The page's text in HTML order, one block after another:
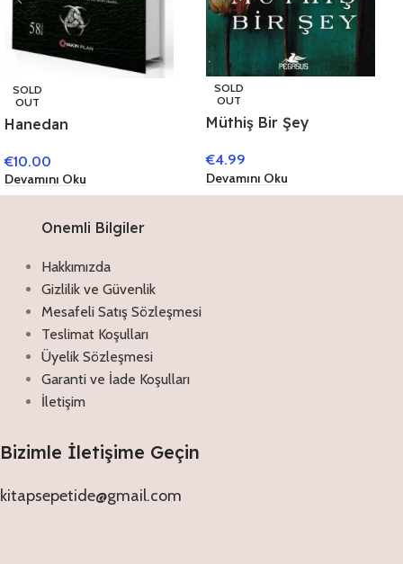
SOLD
OUT
Hanedan
€10.00
Devamını Oku
SOLD
OUT
Müthiş Bir Şey
€4.99
Devamını Oku
Onemli Bilgiler
Hakkımızda
Gizlilik ve Güvenlik
Mesafeli Satış Sözleşmesi
Teslimat Koşulları
Üyelik Sözleşmesi
Garanti ve İade Koşulları
İletişim
Bizimle İletişime Geçin
kitapsepetide@gmail.com